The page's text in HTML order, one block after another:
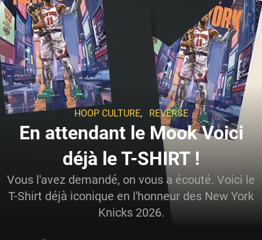
HOOP CULTURE, REVERSE
En attendant le Mook Voici
déjà le T-SHIRT !
Vous l'avez demandé, on vous a écouté. Voici le
T-Shirt déjà iconique en l'honneur des New York
Knicks 2026.